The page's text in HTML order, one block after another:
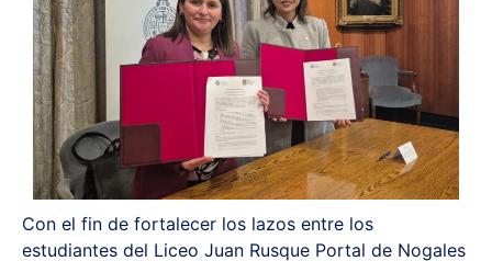
Contáctanos
Con el fin de fortalecer los lazos entre los
estudiantes del Liceo Juan Rusque Portal de Nogales